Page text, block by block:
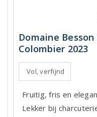
Domaine
Colombier 2023
Vol, verfijnd
Fruitig, fris en
Lekker bij